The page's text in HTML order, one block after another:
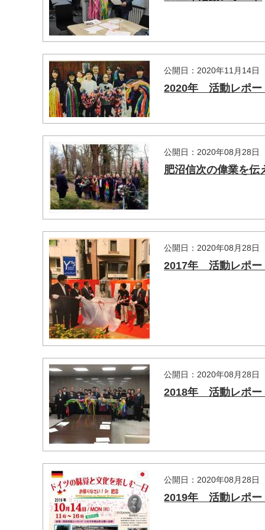
公開日：2020年11月14日
2020年 活動レポー
公開日：2020年08月28日
肥沼信次の偉業を伝
公開日：2020年08月28日
2017年 活動レポー
公開日：2020年08月28日
2018年 活動レポー
公開日：2020年08月28日
2019年 活動レポー